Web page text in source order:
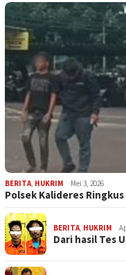
BERITA HUKRIM Mei 3, 2026
Polsek Kalideres
BERITA HUKRIM
Dari hasil Tes